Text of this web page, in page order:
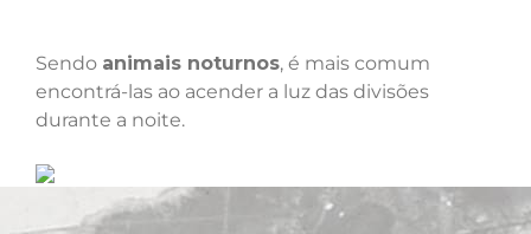
Sendo animais noturnos, é mais comum
encontrá-las ao acender a luz das divisões
durante a noite.